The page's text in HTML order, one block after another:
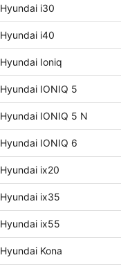
Hyundai i30
Hyundai i40
Hyundai Ioniq
Hyundai IONIQ 5
Hyundai IONIQ 5 N
Hyundai IONIQ 6
Hyundai ix20
Hyundai ix35
Hyundai ix55
Hyundai Kona